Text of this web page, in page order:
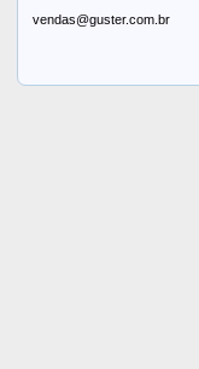
vendas@guster.com.br